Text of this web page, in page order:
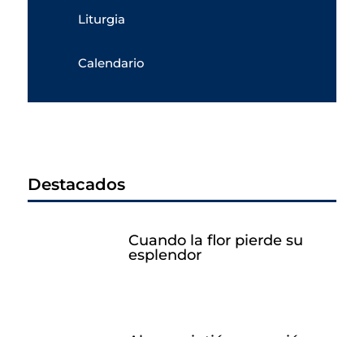
Liturgia
Calendario
Destacados
Cuando la flor pierde su
esplendor